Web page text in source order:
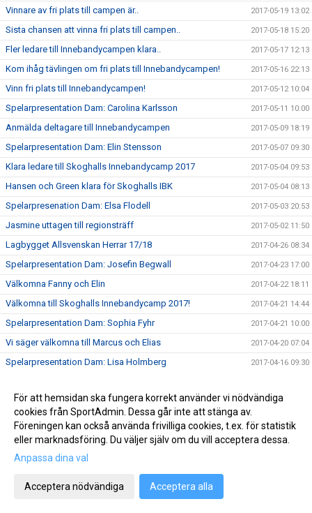
Vinnare av fri plats till campen är.. 2017-05-19 13:02
Sista chansen att vinna fri plats till campen.. 2017-05-18 15:20
Fler ledare till Innebandycampen klara.. 2017-05-17 12:13
Kom ihåg tävlingen om fri plats till Innebandycampen! 2017-05-16 22:13
Vinn fri plats till Innebandycampen! 2017-05-12 10:04
Spelarpresentation Dam: Carolina Karlsson 2017-05-11 10:00
Anmälda deltagare till Innebandycampen 2017-05-09 18:19
Spelarpresentation Dam: Elin Stensson 2017-05-07 09:30
Klara ledare till Skoghalls Innebandycamp 2017 2017-05-04 09:53
Hansen och Green klara för Skoghalls IBK 2017-05-04 08:13
Spelarpresenation Dam: Elsa Flodell 2017-05-03 20:53
Jasmine uttagen till regionsträff 2017-05-02 11:50
Lagbygget Allsvenskan Herrar 17/18 2017-04-26 08:34
Spelarpresentation Dam: Josefin Begwall 2017-04-23 17:00
Välkomna Fanny och Elin 2017-04-22 18:11
Välkomna till Skoghalls Innebandycamp 2017! 2017-04-21 14:44
Spelarpresentation Dam: Sophia Fyhr 2017-04-21 10:00
Vi säger välkomna till Marcus och Elias 2017-04-20 07:04
Spelarpresentation Dam: Lisa Holmberg 2017-04-16 09:30
Vi hälsar Marcus Pontusson välkommen till Skoghalls
Innebandy!
2017-04-13 08:28
Årets upplaga av Hammaröcupen är spelad 2017-04-12 09:54
Lyckad första helg med Hammaröcupen
För att hemsidan ska fungera korrekt använder vi nödvändiga
cookies från SportAdmin. Dessa går inte att stänga av.
Föreningen kan också använda frivilliga cookies, t.ex. för statistik
eller marknadsföring. Du väljer själv om du vill acceptera dessa.
Anpassa dina val
Acceptera nödvändiga Acceptera alla